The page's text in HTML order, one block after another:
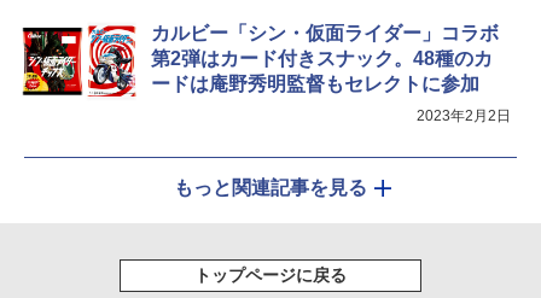
カルビー「シン・仮面ライダー」コラボ
第2弾はカード付きスナック。48種のカ
ードは庵野秀明監督もセレクトに参加
2023年2月2日
もっと関連記事を見る
トップページに戻る